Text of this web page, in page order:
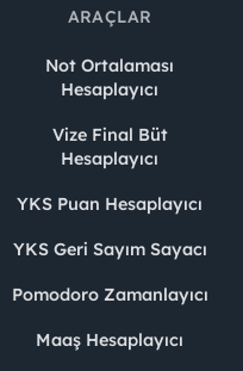
ARAÇLAR
Not Ortalaması
Hesaplayıcı
Vize Final Büt
Hesaplayıcı
YKS Puan Hesaplayıcı
YKS Geri Sayım Sayacı
Pomodoro Zamanlayıcı
Maaş Hesaplayıcı